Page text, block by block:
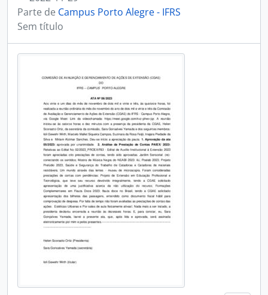
Parte de Campus Porto Alegre - IFRS
Sem título